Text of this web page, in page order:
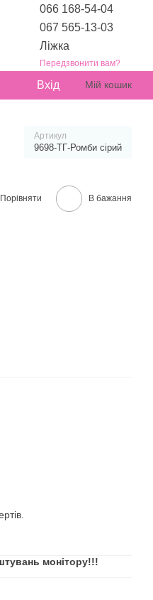
066 168-54-04
067 565-13-03
Ліжка
Передзвонити вам?
Вхід Мій кошик
Артикул
9698-ТГ-Ромби сірий
Порівняти В бажання
монітору!!!